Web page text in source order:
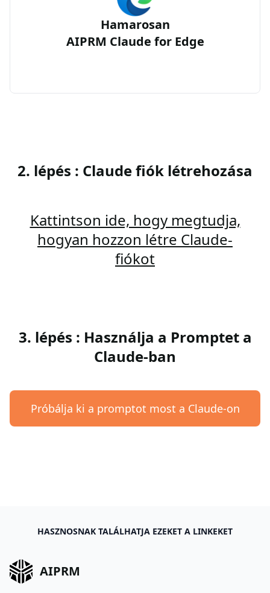
Hamarosan
AIPRM Claude for Edge
2. lépés : Claude fiók létrehozása
Kattintson ide, hogy megtudja,
hogyan hozzon létre Claude-
fiókot
3. lépés : Használja a Promptet a
Claude-ban
Próbálja ki a promptot most a Claude-on
HASZNOSNAK TALÁLHATJA EZEKET A LINKEKET
AIPRM